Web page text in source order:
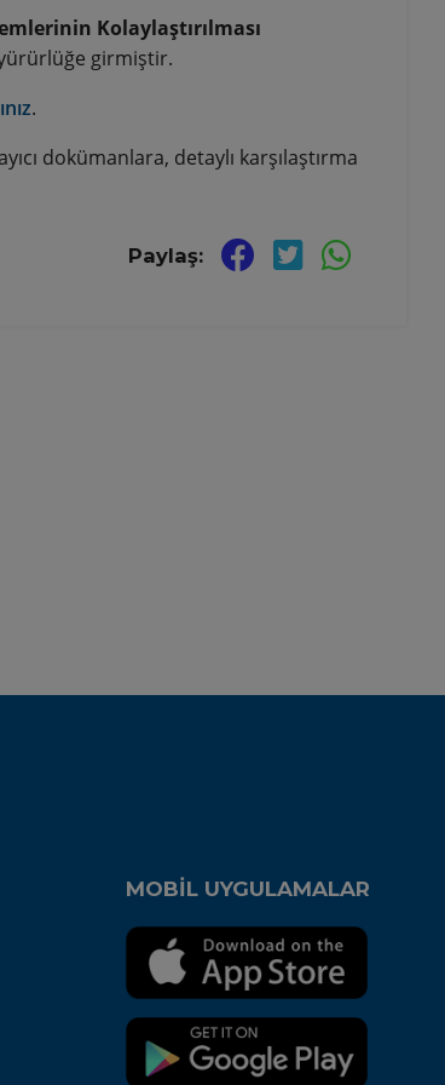
Kolaylaştırılması
girmiştir.
.
dokümanlara, detaylı karşılaştırma
Paylaş:
MOBİL UYGULAMALAR